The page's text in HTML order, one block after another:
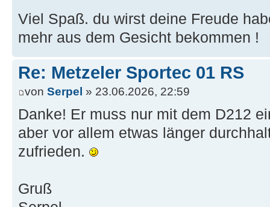
Viel Spaß. du wirst deine Freude
mehr aus dem Gesicht bekommen !
Re: Metzeler Sportec 01 RS
von Serpel » 23.06.2026, 22:59
Danke! Er muss nur mit dem D212
aber vor allem etwas länger
zufrieden.
Gruß